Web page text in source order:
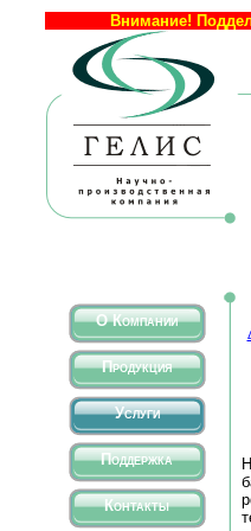
Внимание!
О Компании
Продукция
Услуги
Поддержка
Контакты